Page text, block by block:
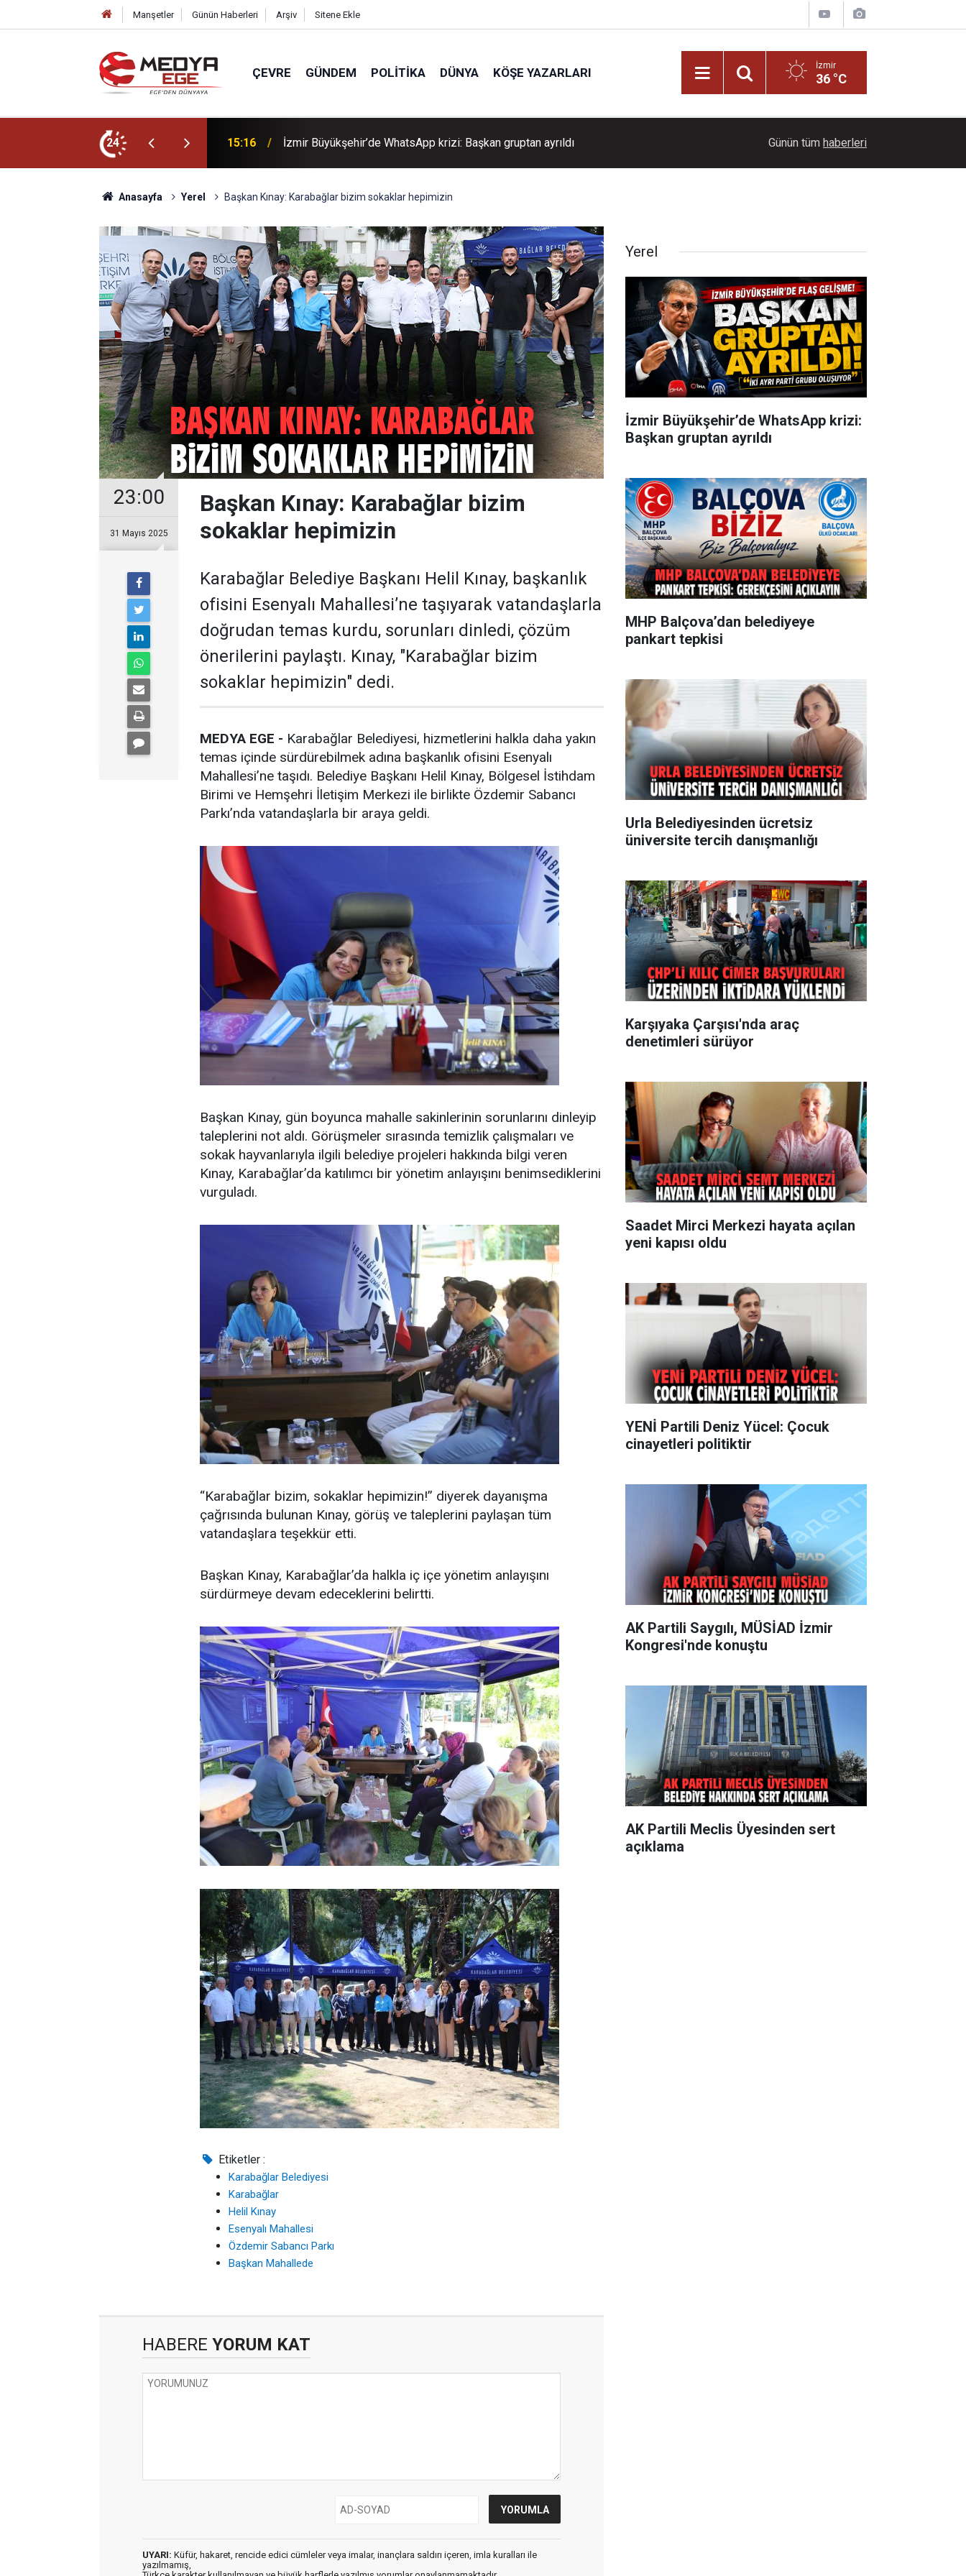
Manşetler Günün Haberleri Arşiv Sitene Ekle
ÇEVRE GÜNDEM POLITIKA DÜNYA KÖŞE YAZARLARI İzmir
36 °C
24
Başkan gruptan ayrıldı 14:46 MHP Balçova’dan belediyeye pankart tepkisi Urla Belediyesinden ücretsiz üniversite tercih
Günün tüm haberleri
Anasayfa Yerel Başkan Kınay: Karabağlar bizim sokaklar hepimizin
23:00
31 Mayıs 2025
Başkan Kınay: Karabağlar bizim
sokaklar hepimizin
Karabağlar Belediye Başkanı Helil Kınay, başkanlık
ofisini Esenyalı Mahallesi’ne taşıyarak vatandaşlarla
doğrudan temas kurdu, sorunları dinledi, çözüm
önerilerini paylaştı. Kınay, "Karabağlar bizim
sokaklar hepimizin" dedi.
MEDYA EGE - Karabağlar Belediyesi, hizmetlerini halkla daha yakın
temas içinde sürdürebilmek adına başkanlık ofisini Esenyalı
Mahallesi’ne taşıdı. Belediye Başkanı Helil Kınay, Bölgesel İstihdam
Birimi ve Hemşehri İletişim Merkezi ile birlikte Özdemir Sabancı
Parkı’nda vatandaşlarla bir araya geldi.
Başkan Kınay, gün boyunca mahalle sakinlerinin sorunlarını dinleyip
taleplerini not aldı. Görüşmeler sırasında temizlik çalışmaları ve
sokak hayvanlarıyla ilgili belediye projeleri hakkında bilgi veren
Kınay, Karabağlar’da katılımcı bir yönetim anlayışını benimsediklerini
vurguladı.
“Karabağlar bizim, sokaklar hepimizin!” diyerek dayanışma
çağrısında bulunan Kınay, görüş ve taleplerini paylaşan tüm
vatandaşlara teşekkür etti.
Başkan Kınay, Karabağlar’da halkla iç içe yönetim anlayışını
sürdürmeye devam edeceklerini belirtti.
Etiketler :
Karabağlar Belediyesi
Karabağlar
Helil Kınay
Esenyalı Mahallesi
Özdemir Sabancı Parkı
Başkan Mahallede
HABERE YORUM KAT
UYARI: Küfür, hakaret, rencide edici cümleler veya imalar, inançlara saldırı içeren, imla kuralları ile
yazılmamış,
Yerel
İzmir Büyükşehir’de WhatsApp krizi:
Başkan gruptan ayrıldı
MHP Balçova’dan belediyeye
pankart tepkisi
Urla Belediyesinden ücretsiz
üniversite tercih danışmanlığı
Karşıyaka Çarşısı'nda araç
denetimleri sürüyor
Saadet Mirci Merkezi hayata açılan
yeni kapısı oldu
YENİ Partili Deniz Yücel: Çocuk
cinayetleri politiktir
AK Partili Saygılı, MÜSİAD İzmir
Kongresi'nde konuştu
AK Partili Meclis Üyesinden sert
açıklama